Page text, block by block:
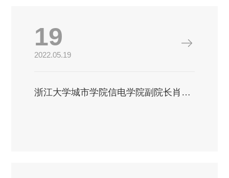
19
2022.05.19
浙江大学城市学院信电学院副院长肖铎一...